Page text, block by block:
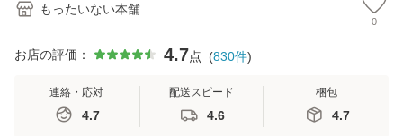
もったいない本舗
0
お店の評価： 4.7点 (830件)
連絡・応対
4.7
配送スピード
4.6
梱包
4.7